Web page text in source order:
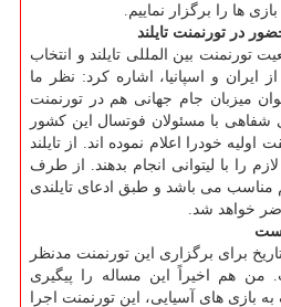
ها را برگزار نماییم.
در تورنمنت تایلند
تورنمنت بین المللی تایلند و انتخاب
ایران و اسپانیا، اشاره کرد: نظر ما
میزبان جام جهانی هم در تورنمنت
شفاهی با مسئولان فوتسال این کشور
اولیه خودرا اعلام نموده اند. از تایلند
را با لیتوانی انجام بدهند. از طرف
هم مناسب می باشد و طبق ادعای تایلندی
خواهد شد.
برای برگزاری این تورنمنت مدنظر
هم اخیراً این مساله را پیگیری
بازی های آسیایی، این تورنمنت اجرا